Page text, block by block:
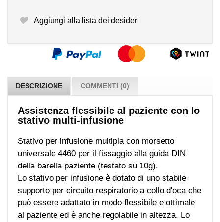
Aggiungi alla lista dei desideri
DESCRIZIONE COMMENTI (0)
Assistenza flessibile al paziente con lo
stativo multi-infusione
Stativo per infusione multipla con morsetto
universale 4460 per il fissaggio alla guida DIN
della barella paziente (testato su 10g).
Lo stativo per infusione è dotato di uno stabile
supporto per circuito respiratorio a collo d'oca che
può essere adattato in modo flessibile e ottimale
al paziente ed è anche regolabile in altezza. Lo